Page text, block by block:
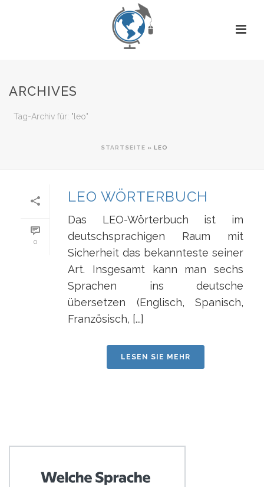
ARCHIVES
Tag-Archiv für: "leo"
STARTSEITE » LEO
0
LEO WÖRTERBUCH
Das LEO-Wörterbuch ist im
deutschsprachigen Raum mit
Sicherheit das bekannteste seiner
Art. Insgesamt kann man sechs
Sprachen ins deutsche
übersetzen (Englisch, Spanisch,
Französisch, [...]
LESEN SIE MEHR